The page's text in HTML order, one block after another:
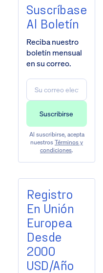
Suscríbase
Al Boletín
Reciba nuestro
boletín mensual
en su correo.
Al suscribirse, acepta
nuestros Términos y
condiciones.
Registro
En Unión
Europea
Desde
2000
USD/año